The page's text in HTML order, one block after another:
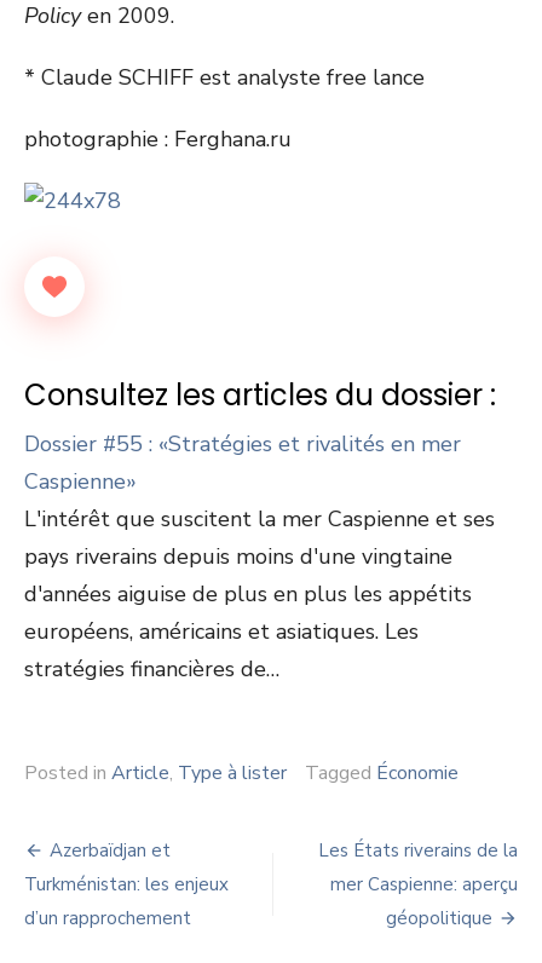
Policyen 2009.
* Claude SCHIFF est analyste free lance
photographie : Ferghana.ru
Consultez les articles du dossier :
Dossier #55 : «Stratégies et rivalités en mer
Caspienne»
L'intérêt que suscitent la mer Caspienne et ses
pays riverains depuis moins d'une vingtaine
d'années aiguise de plus en plus les appétits
européens, américains et asiatiques. Les
stratégies financières de…
Posted in Article, Type à lister Tagged Économie
Navigation
de
l’article
Azerbaïdjan et
Turkménistan: les enjeux
d’un rapprochement
Les États riverains de la
mer Caspienne: aperçu
géopolitique